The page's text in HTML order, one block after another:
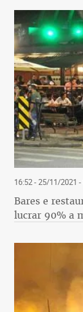
16:52 - 25/11/2021 -
Bares e
lucrar 90% a